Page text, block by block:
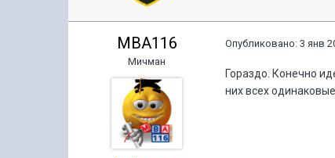
MBA116
Мичман
Опубликовано:3 янв
Гораздо. Конечно
них всех